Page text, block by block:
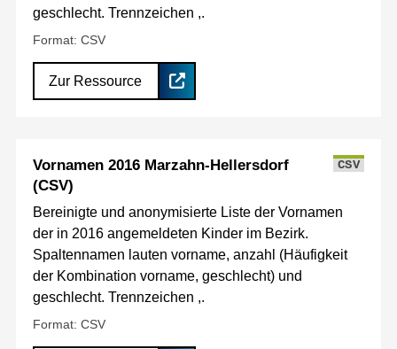
geschlecht. Trennzeichen ,.
Format: CSV
Zur Ressource
Vornamen 2016 Marzahn-Hellersdorf
(CSV)
CSV
Bereinigte und anonymisierte Liste der Vornamen
der in 2016 angemeldeten Kinder im Bezirk.
Spaltennamen lauten vorname, anzahl (Häufigkeit
der Kombination vorname, geschlecht) und
geschlecht. Trennzeichen ,.
Format: CSV